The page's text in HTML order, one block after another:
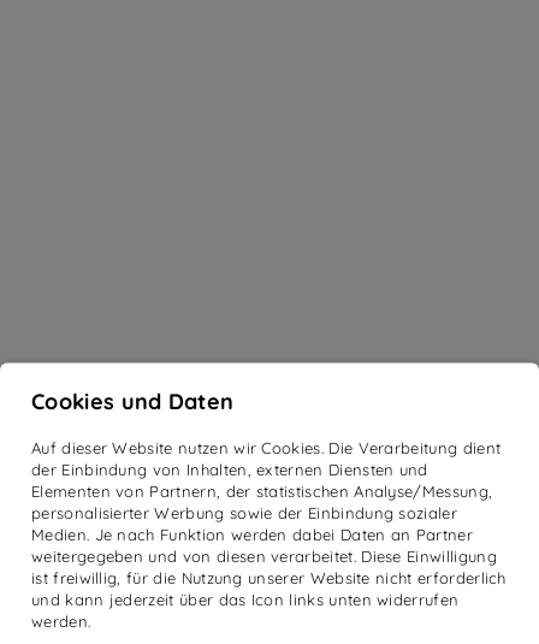
Cookies und Daten
Auf dieser Website nutzen wir Cookies. Die Verarbeitung dient
der Einbindung von Inhalten, externen Diensten und
Elementen von Partnern, der statistischen Analyse/Messung,
personalisierter Werbung sowie der Einbindung sozialer
Medien. Je nach Funktion werden dabei Daten an Partner
weitergegeben und von diesen verarbeitet. Diese Einwilligung
ist freiwillig, für die Nutzung unserer Website nicht erforderlich
und kann jederzeit über das Icon links unten widerrufen
werden.